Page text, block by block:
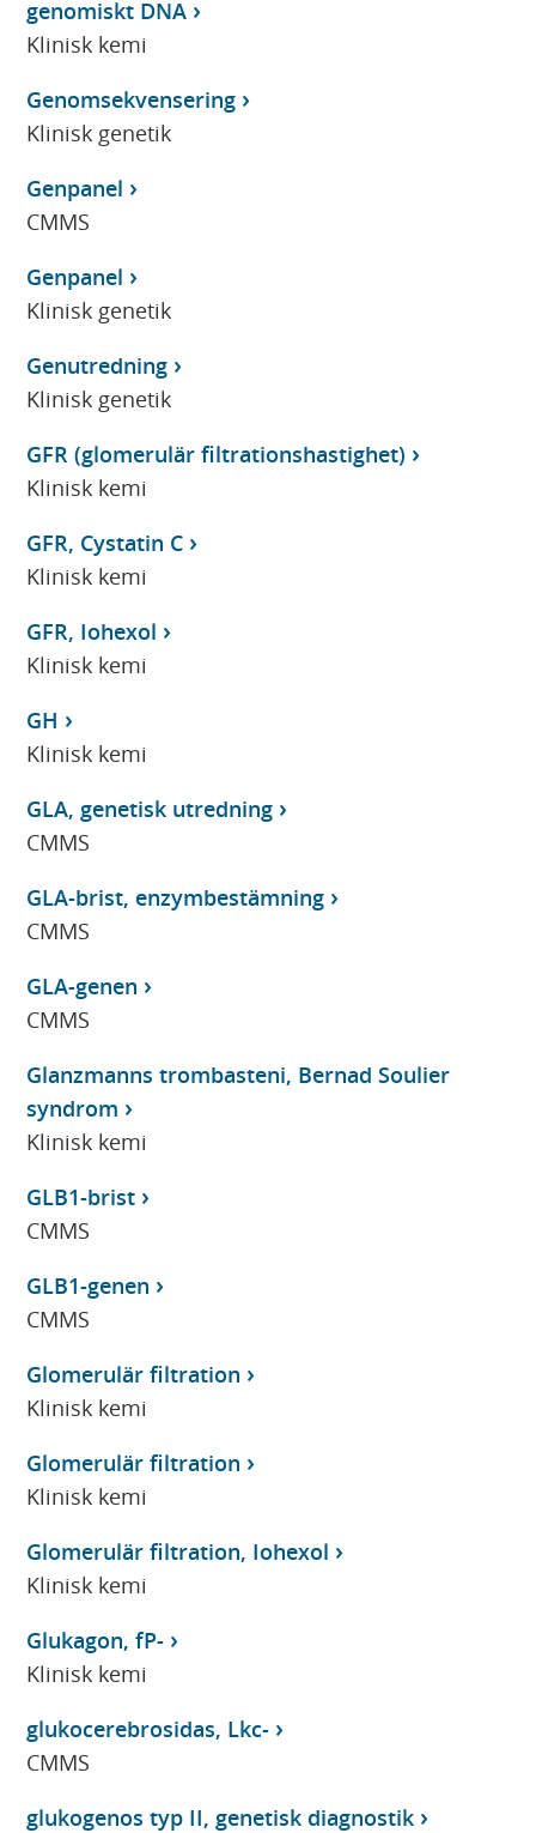
genomiskt DNA
Klinisk kemi
Genomsekvensering
Klinisk genetik
Genpanel
CMMS
Genpanel
Klinisk genetik
Genutredning
Klinisk genetik
GFR (glomerulär filtrationshastighet)
Klinisk kemi
GFR, Cystatin C
Klinisk kemi
GFR, Iohexol
Klinisk kemi
GH
Klinisk kemi
GLA, genetisk utredning
CMMS
GLA-brist, enzymbestämning
CMMS
GLA-genen
CMMS
Glanzmanns trombasteni, Bernad Soulier
syndrom
Klinisk kemi
GLB1-brist
CMMS
GLB1-genen
CMMS
Glomerulär filtration
Klinisk kemi
Glomerulär filtration
Klinisk kemi
Glomerulär filtration, Iohexol
Klinisk kemi
Glukagon, fP-
Klinisk kemi
glukocerebrosidas, Lkc-
CMMS
glukogenos typ II, genetisk diagnostik